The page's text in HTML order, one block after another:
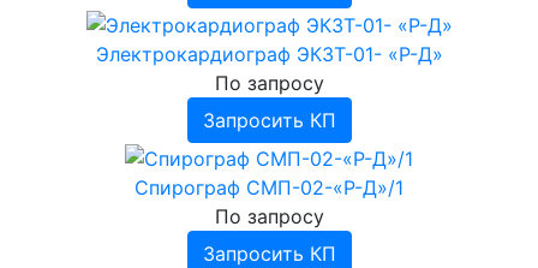
Электрокардиограф ЭК3Т-01- «Р-Д»
По запросу
Запросить КП
Спирограф СМП-02-«Р-Д»/1
По запросу
Запросить КП